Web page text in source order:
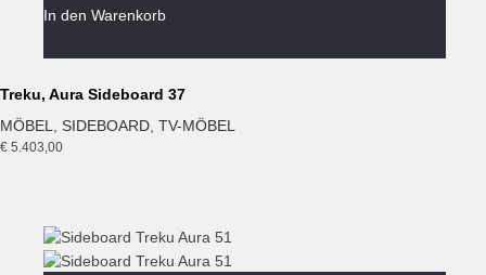
In den Warenkorb
Treku, Aura Sideboard 37
MÖBEL
SIDEBOARD TV-MÖBEL
€ 5.403,00